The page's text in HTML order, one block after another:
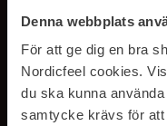
Denna webbplats
För att ge dig en bra
Nordicfeel cookies.
du ska kunna
samtycke krävs för
SUBSCRIBE